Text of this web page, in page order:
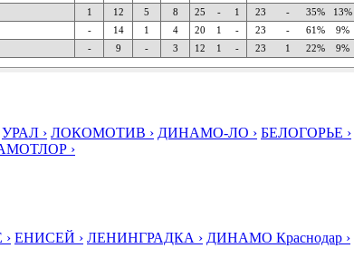
1 12 5 8 25 - 1 23 - 35% 13%
- 14 1 4 20 1 - 23 - 61% 9%
- 9 - 3 12 1 - 23 1 22% 9%
УРАЛ › ЛОКОМОТИВ › ДИНАМО-ЛО › БЕЛОГОРЬЕ ›
›
› ЕНИСЕЙ › ЛЕНИНГРАДКА › ДИНАМО Краснодар ›